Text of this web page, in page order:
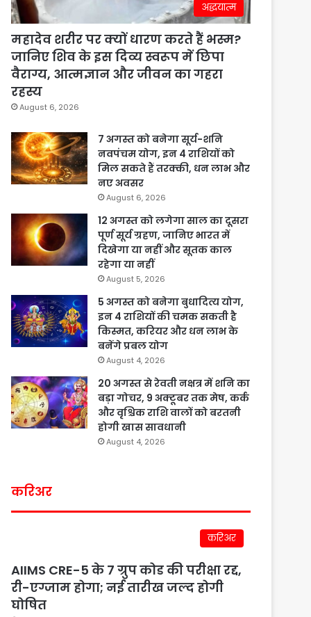
अद्धयात्म
महादेव शरीर पर क्यों धारण करते हैं भस्म?
जानिए शिव के इस दिव्य स्वरूप में छिपा
वैराग्य, आत्मज्ञान और जीवन का गहरा
रहस्य
August 6, 2026
7 अगस्त को बनेगा सूर्य-शनि
नवपंचम योग, इन 4 राशियों को
मिल सकते हैं तरक्की, धन लाभ और
नए अवसर
August 6, 2026
12 अगस्त को लगेगा साल का दूसरा
पूर्ण सूर्य ग्रहण, जानिए भारत में
दिखेगा या नहीं और सूतक काल
रहेगा या नहीं
August 5, 2026
5 अगस्त को बनेगा बुधादित्य योग,
इन 4 राशियों की चमक सकती है
किस्मत, करियर और धन लाभ के
बनेंगे प्रबल योग
August 4, 2026
20 अगस्त से रेवती नक्षत्र में शनि का
बड़ा गोचर, 9 अक्टूबर तक मेष, कर्क
और वृश्चिक राशि वालों को बरतनी
होगी खास सावधानी
August 4, 2026
करिअर
करिअर
AIIMS CRE-5 के 7 ग्रुप कोड की परीक्षा रद्द,
री-एग्जाम होगा; नई तारीख जल्द होगी
घोषित